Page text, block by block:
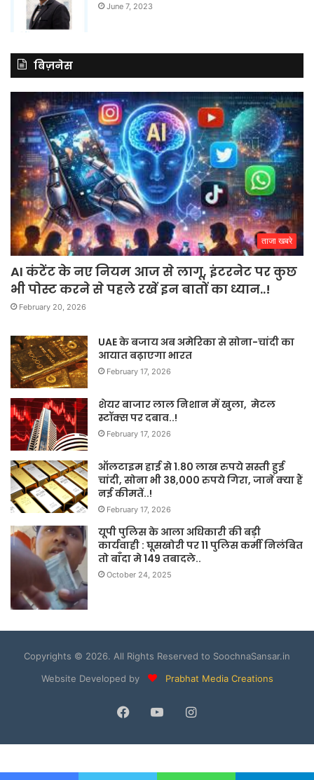
June 7, 2023
बिज़नेस
ताजा खबरे
AI कंटेंट के नए नियम आज से लागू, इंटरनेट पर कुछ
भी पोस्ट करने से पहले रखें इन बातों का ध्यान..!
February 20, 2026
UAE के बजाय अब अमेरिका से सोना-चांदी का
आयात बढ़ाएगा भारत
February 17, 2026
शेयर बाजार लाल निशान में खुला, मेटल
स्टॉक्स पर दबाव..!
February 17, 2026
ऑलटाइम हाई से 1.80 लाख रुपये सस्ती हुई
चांदी, सोना भी 38,000 रुपये गिरा, जानें क्या हैं
नई कीमतें..!
February 17, 2026
यूपी पुलिस के आला अधिकारी की बड़ी
कार्यवाही : घूसखोरी पर 11 पुलिस कर्मी निलंबित
तो बाँदा मे 149 तबादले..
October 24, 2025
Copyrights © 2026. All Rights Reserved to SoochnaSansar.in
Website Developed by
Prabhat Media Creations
Facebook
YouTubeInstagram